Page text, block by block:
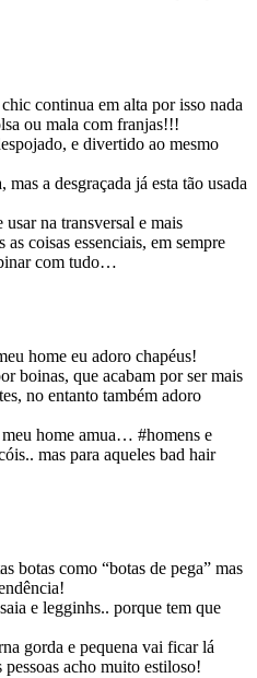
continua em alta por isso nada
ou mala com franjas!!!
e divertido ao mesmo
a desgraçada já esta tão usada
na transversal e mais
as coisas essenciais, em sempre
com tudo…
home eu adoro chapéus!
boinas, que acabam por ser mais
no entanto também adoro
home amua… #homens e
mas para aqueles bad hair
botas como “botas de pega” mas
e legginhs.. porque tem que
gorda e pequena vai ficar lá
acho muito estiloso!